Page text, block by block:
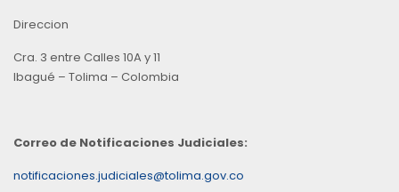
Direccion
Cra. 3 entre Calles 10A y 11
Ibagué – Tolima – Colombia
Correo de Notificaciones Judiciales:
notificaciones.judiciales@tolima.gov.co